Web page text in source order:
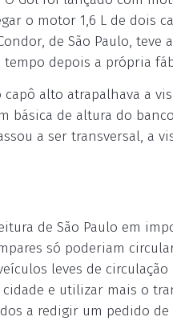
o motor 1,6 L de dois
de São Paulo,
depois a própria
alto atrapalhava a
básica de altura do
a ser transversal, a
de São Paulo em
só poderiam
leves de
e utilizar mais o
a redigir um pedido